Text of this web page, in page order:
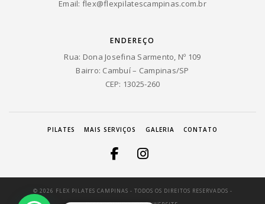
Email: flex@flexpilatescampinas.com.br
ENDEREÇO
Rua: Dona Josefina Sarmento, Nº 109
Bairro: Cambuí – Campinas/SP
CEP: 13025-260
PILATES MAIS SERVIÇOS GALERIA CONTATO
© 2026 FLEX PILATES CAMPINAS - TODOS OS DIREITOS RESERVADOS -